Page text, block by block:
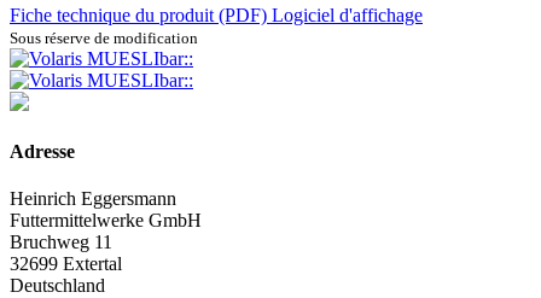
Fiche technique du produit (PDF) Logiciel d'affichage
Sous réserve de modification
Adresse
Heinrich Eggersmann
Futtermittelwerke GmbH
Bruchweg 11
32699 Extertal
Deutschland